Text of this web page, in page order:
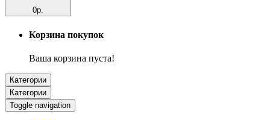
0р.
Корзина покупок
Ваша корзина пуста!
Категории
Категории
Toggle navigation